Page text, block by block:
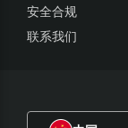
1.5 “邀请链接”
1.6 “推荐人”
1.8 “奖励金获取条
安全合规
联系我们